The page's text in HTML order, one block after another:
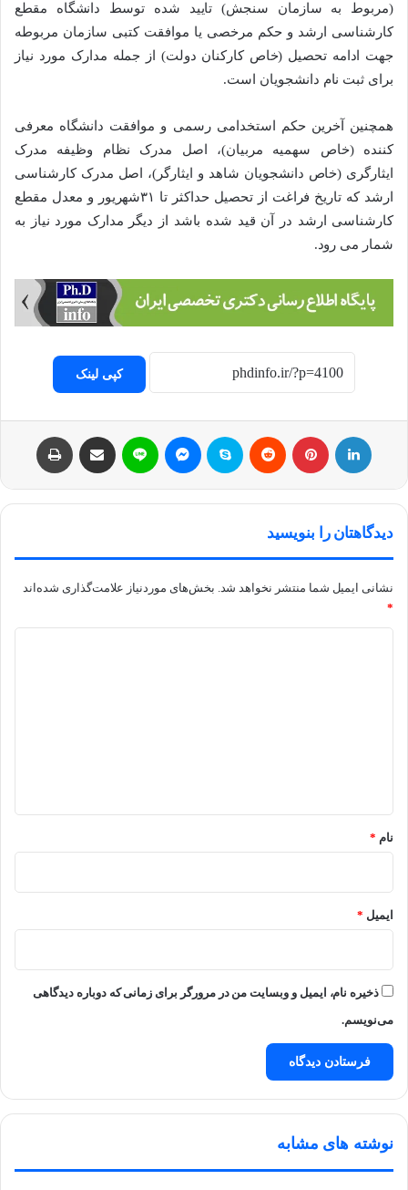
(مربوط به سازمان سنجش) تایید شده توسط دانشگاه مقطع
کارشناسی ارشد و حکم مرخصی یا موافقت کتبی سازمان مربوطه
جهت ادامه تحصیل (خاص کارکنان دولت) از جمله مدارک مورد نیاز
برای ثبت نام دانشجویان است.
همچنین آخرین حکم استخدامی رسمی و موافقت دانشگاه معرفی
کننده (خاص سهمیه مربیان)، اصل مدرک نظام وظیفه مدرک
ایثارگری (خاص دانشجویان شاهد و ایثارگر)، اصل مدرک کارشناسی
ارشد که تاریخ فراغت از تحصیل حداکثر تا ۳۱شهریور و معدل مقطع
کارشناسی ارشد در آن قید شده باشد از دیگر مدارک مورد نیاز به
شمار می رود.
کپی لینک
دیدگاهتان را بنویسید
نشانی ایمیل شما منتشر نخواهد شد. بخش‌های موردنیاز علامت‌گذاری شده‌اند
*
نام *
ایمیل *
ذخیره نام، ایمیل و وبسایت من در مرورگر برای زمانی که دوباره دیدگاهی
می‌نویسم.
نوشته های مشابه